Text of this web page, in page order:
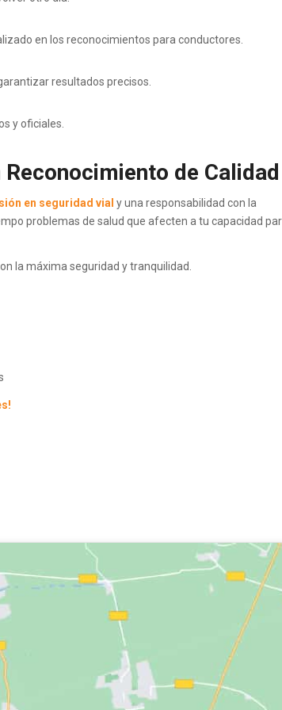
en los reconocimientos para conductores.
resultados precisos.
y oficiales.
de Calidad
en seguridad vial y una responsabilidad con la
problemas de salud que afecten a tu capacidad
la máxima seguridad y tranquilidad.